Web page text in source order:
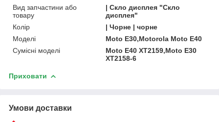
Вид запчастини або
товару
| Скло дисплея "Скло
дисплея"
Колір
| Чорне | чорне
Моделі
Moto E30,Motorola Moto E40
Сумісні моделі
Moto E40 XT2159,Moto E30
XT2158-6
Приховати
Умови доставки